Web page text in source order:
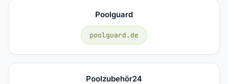
Poolguard
poolguard.de
Poolzubehör24